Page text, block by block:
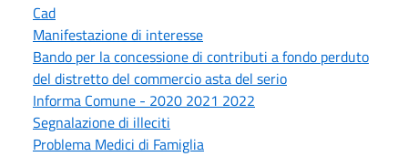
Cad
Manifestazione di interesse
Bando per la concessione di contributi a fondo perduto
del distretto del commercio asta del serio
Informa Comune - 2020 2021 2022
Segnalazione di illeciti
Problema Medici di Famiglia